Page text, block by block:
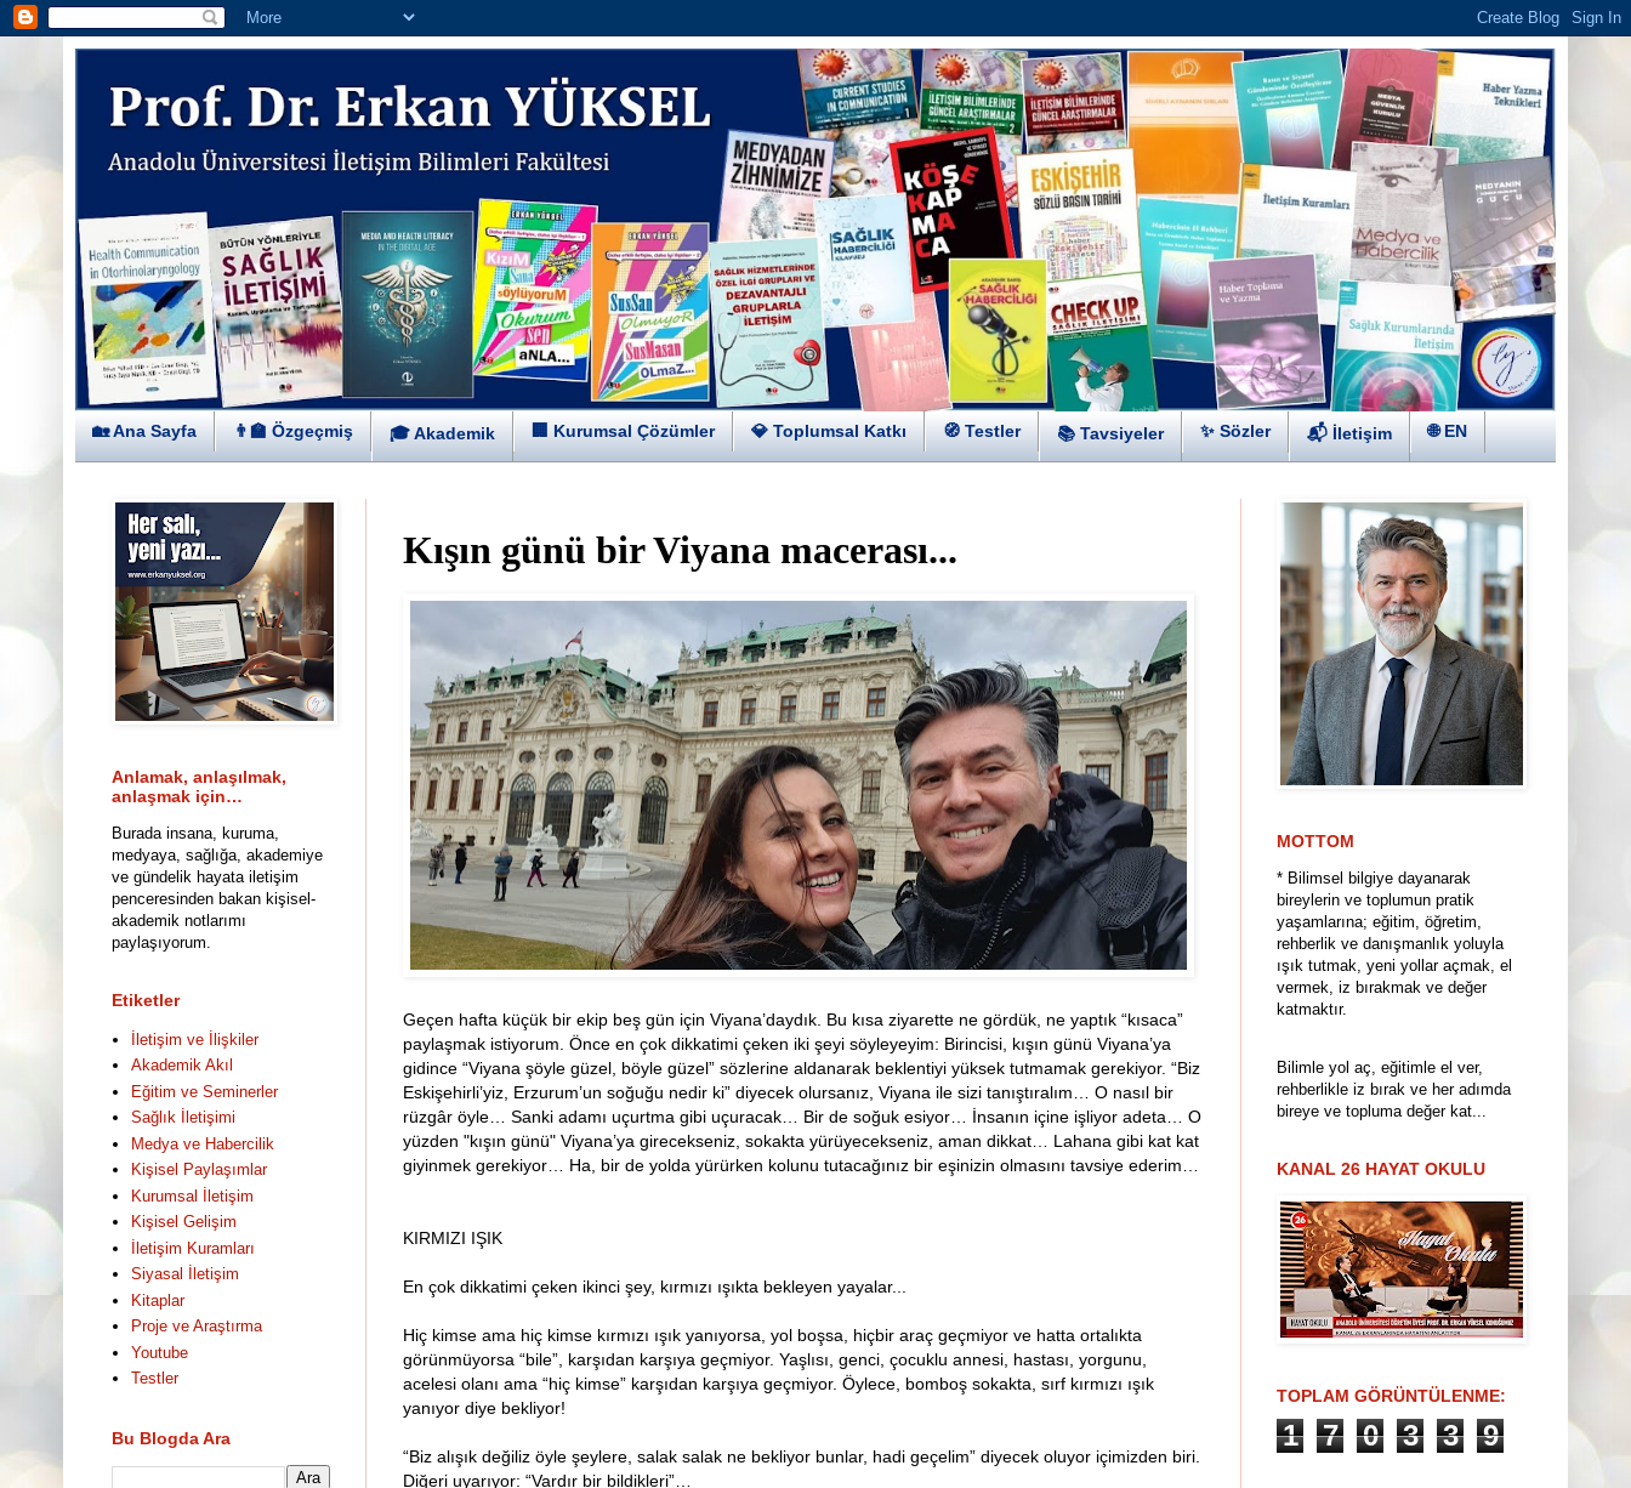
🏡 Ana Sayfa 👨‍🏫 Özgeçmiş 🎓 Akademik 🏢 Kurumsal Çözümler 💎 Toplumsal Katkı 🧭 Testler 📚 Tavsiyeler ✨ Sözler 📬 İletişim 🌐 EN
Kışın günü bir Viyana macerası...
Geçen hafta küçük bir ekip beş gün için Viyana’daydık. Bu kısa ziyarette ne gördük, ne yaptık “kısaca”
paylaşmak istiyorum. Önce en çok dikkatimi çeken iki şeyi söyleyeyim: Birincisi, kışın günü Viyana’ya
gidince “Viyana şöyle güzel, böyle güzel” sözlerine aldanarak beklentiyi yüksek tutmamak gerekiyor. “Biz
Eskişehirli’yiz, Erzurum’un soğuğu nedir ki” diyecek olursanız, Viyana ile sizi tanıştıralım… O nasıl bir
rüzgâr öyle… Sanki adamı uçurtma gibi uçuracak… Bir de soğuk esiyor… İnsanın içine işliyor adeta… O
yüzden "kışın günü" Viyana’ya girecekseniz, sokakta yürüyecekseniz, aman dikkat… Lahana gibi kat kat
giyinmek gerekiyor… Ha, bir de yolda yürürken kolunu tutacağınız bir eşinizin olmasını tavsiye ederim…
KIRMIZI IŞIK
En çok dikkatimi çeken ikinci şey, kırmızı ışıkta bekleyen yayalar...
Hiç kimse ama hiç kimse kırmızı ışık yanıyorsa, yol boşsa, hiçbir araç geçmiyor ve hatta ortalıkta
görünmüyorsa “bile”, karşıdan karşıya geçmiyor. Yaşlısı, genci, çocuklu annesi, hastası, yorgunu,
acelesi olanı ama “hiç kimse” karşıdan karşıya geçmiyor. Öylece, bomboş sokakta, sırf kırmızı ışık
yanıyor diye bekliyor!
“Biz alışık değiliz öyle şeylere, salak salak ne bekliyor bunlar, hadi geçelim” diyecek oluyor içimizden biri.
Diğeri uyarıyor: “Vardır bir bildikleri”…
Anlamak, anlaşılmak,
anlaşmak için…
Burada insana, kuruma,
medyaya, sağlığa, akademiye
ve gündelik hayata iletişim
penceresinden bakan kişisel-
akademik notlarımı
paylaşıyorum.
Etiketler
İletişim ve İlişkiler
Akademik Akıl
Eğitim ve Seminerler
Sağlık İletişimi
Medya ve Habercilik
Kişisel Paylaşımlar
Kurumsal İletişim
Kişisel Gelişim
İletişim Kuramları
Siyasal İletişim
Kitaplar
Proje ve Araştırma
Youtube
Testler
Bu Blogda Ara
MOTTOM
* Bilimsel bilgiye dayanarak
bireylerin ve toplumun pratik
yaşamlarına; eğitim, öğretim,
rehberlik ve danışmanlık yoluyla
ışık tutmak, yeni yollar açmak, el
vermek, iz bırakmak ve değer
katmaktır.
Bilimle yol aç, eğitimle el ver,
rehberlikle iz bırak ve her adımda
bireye ve topluma değer kat...
KANAL 26 HAYAT OKULU
TOPLAM GÖRÜNTÜLENME:
1 7 0 3 3 9